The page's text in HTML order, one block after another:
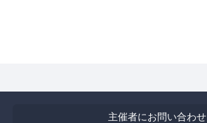
主催者にお問い合わせ